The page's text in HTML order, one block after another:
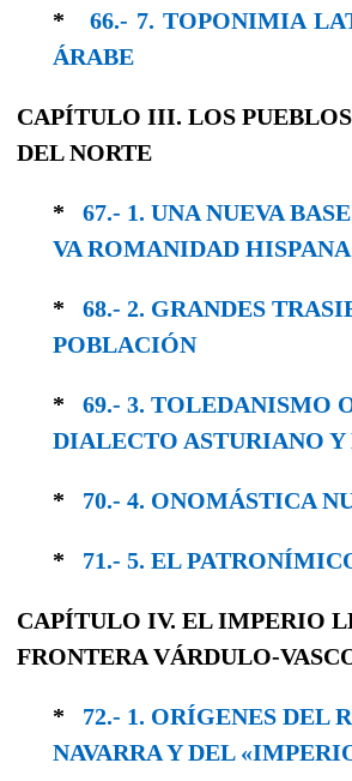
* 66.- 7. TOPONIMIA
ÁRABE
CAPÍTULO III. LOS
DEL NORTE
* 67.- 1. UNA NUEVA
VA ROMANIDAD HISPANA
* 68.- 2. GRANDES
POBLACIÓN
* 69.- 3. TOLEDANISMO
DIALEC­TO ASTURIANO Y
* 70.- 4. ONOMÁSTICA
* 71.- 5. EL
CAPÍTULO IV. EL IMPERIO
FRONTERA VÁRDULO-
* 72.- 1. ORÍGENES DEL
NAVARRA Y DEL